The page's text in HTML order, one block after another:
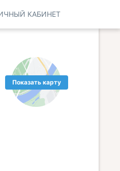
КАБИНЕТ
Показать карту